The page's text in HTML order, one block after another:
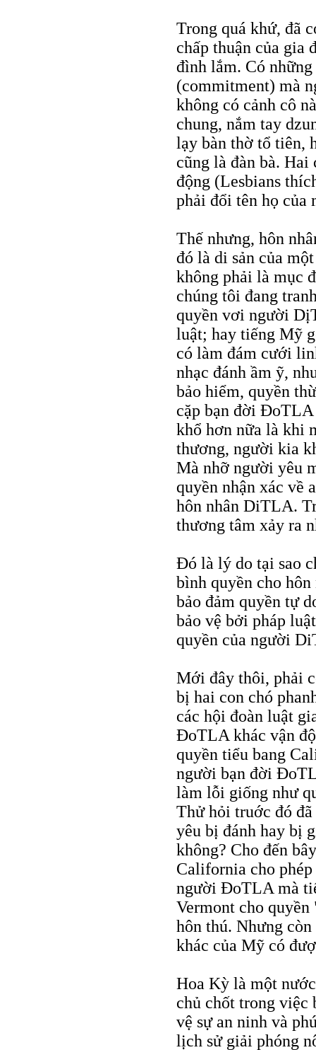
Trong quá khứ, đã
chấp thuận của gia
đình lắm. Có
(commitment) mà
không có cảnh cô
chung, nắm tay
lạy bàn thờ tổ tiên,
cũng là đàn bà. Hai
động (Lesbians
phải đổi tên họ của
Thế nhưng, hôn
đó là di sản của
không phải là mục
chúng tôi đang
quyền vơi người
luật; hay tiếng Mỹ
có làm đám cưới
nhạc đánh ầm ỹ,
bảo hiểm, quyền
cặp bạn đời
khổ hơn nữa là khi
thương, người kia
Mà nhỡ người yêu
quyền nhận xác về
hôn nhân DiTLA.
thương tâm xảy ra
Ðó là lý do tại sao
bình quyền cho
bảo đảm quyền tự
bảo vệ bởi pháp
quyền của người
Mới đây thôi, phải
bị hai con chó
các hội đoàn luật
ÐoTLA khác vận
quyền tiểu bang
người bạn đời
làm lỗi giống như
Thử hỏi truớc đó
yêu bị đánh hay bị
không? Cho đến
California cho
người ÐoTLA mà
Vermont cho
hôn thú. Nhưng
khác của Mỹ có
Hoa Kỳ là một
chủ chốt trong việc
vệ sự an ninh và
lịch sử giải phóng